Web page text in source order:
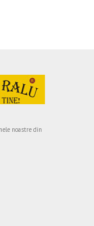
noastre din